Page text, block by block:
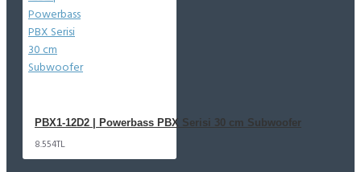
PBX1-12D2 | Powerbass PBX Serisi 30 cm Subwoofer
8.554TL